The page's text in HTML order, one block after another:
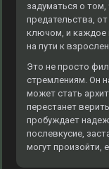
задуматься о
предательства,
ключом, и каждое
на пути к
Это не просто
стремлениям. Он
может стать
перестанет
пробуждает
послевкусие,
могут произойти,